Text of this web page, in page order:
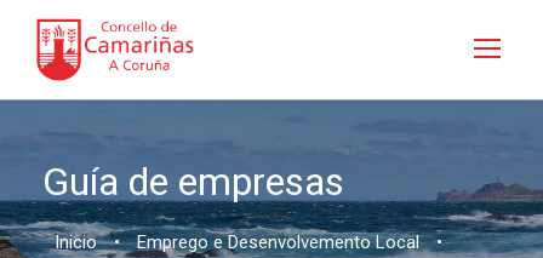
Guía de empresas
Inicio • Emprego e Desenvolvemento Local •